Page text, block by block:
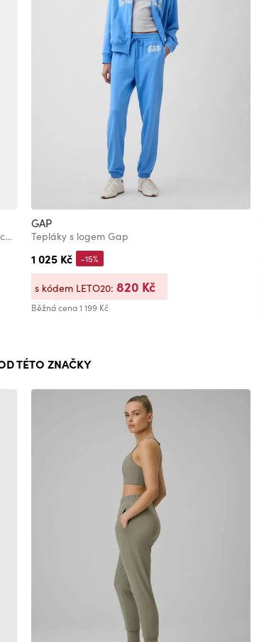
Dámské tepláky Under Armour UA Rival Fleece Jogger-BLU
GAP
Tepláky s logem Gap
1 025 Kč
Běžná cena1 199 Kč
-15%
s kódem LETO20: 820 Kč
TÉTO ZNAČKY